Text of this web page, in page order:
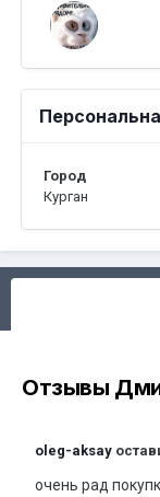
Город
Курган
Отзывы
oleg-aksay
очень рад